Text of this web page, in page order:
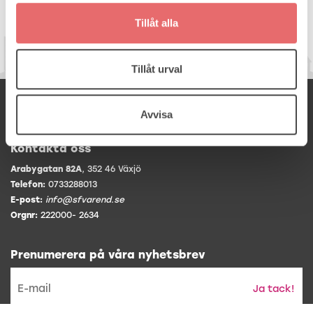
Tillåt alla
Tillåt urval
Avvisa
Samordningsförbundet Värend
Kontakta oss
Arabygatan 82A, 352 46 Växjö
Telefon: 0733288013
E-post: info@sfvarend.se
Orgnr: 222000- 2634
Prenumerera på våra nyhetsbrev
Ja tack!